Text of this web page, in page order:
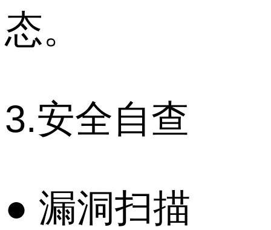
态。
3.安全自查
● 漏洞扫描